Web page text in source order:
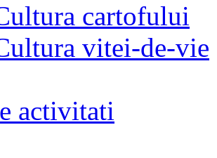
cartofului
vitei-de-vie
activitati